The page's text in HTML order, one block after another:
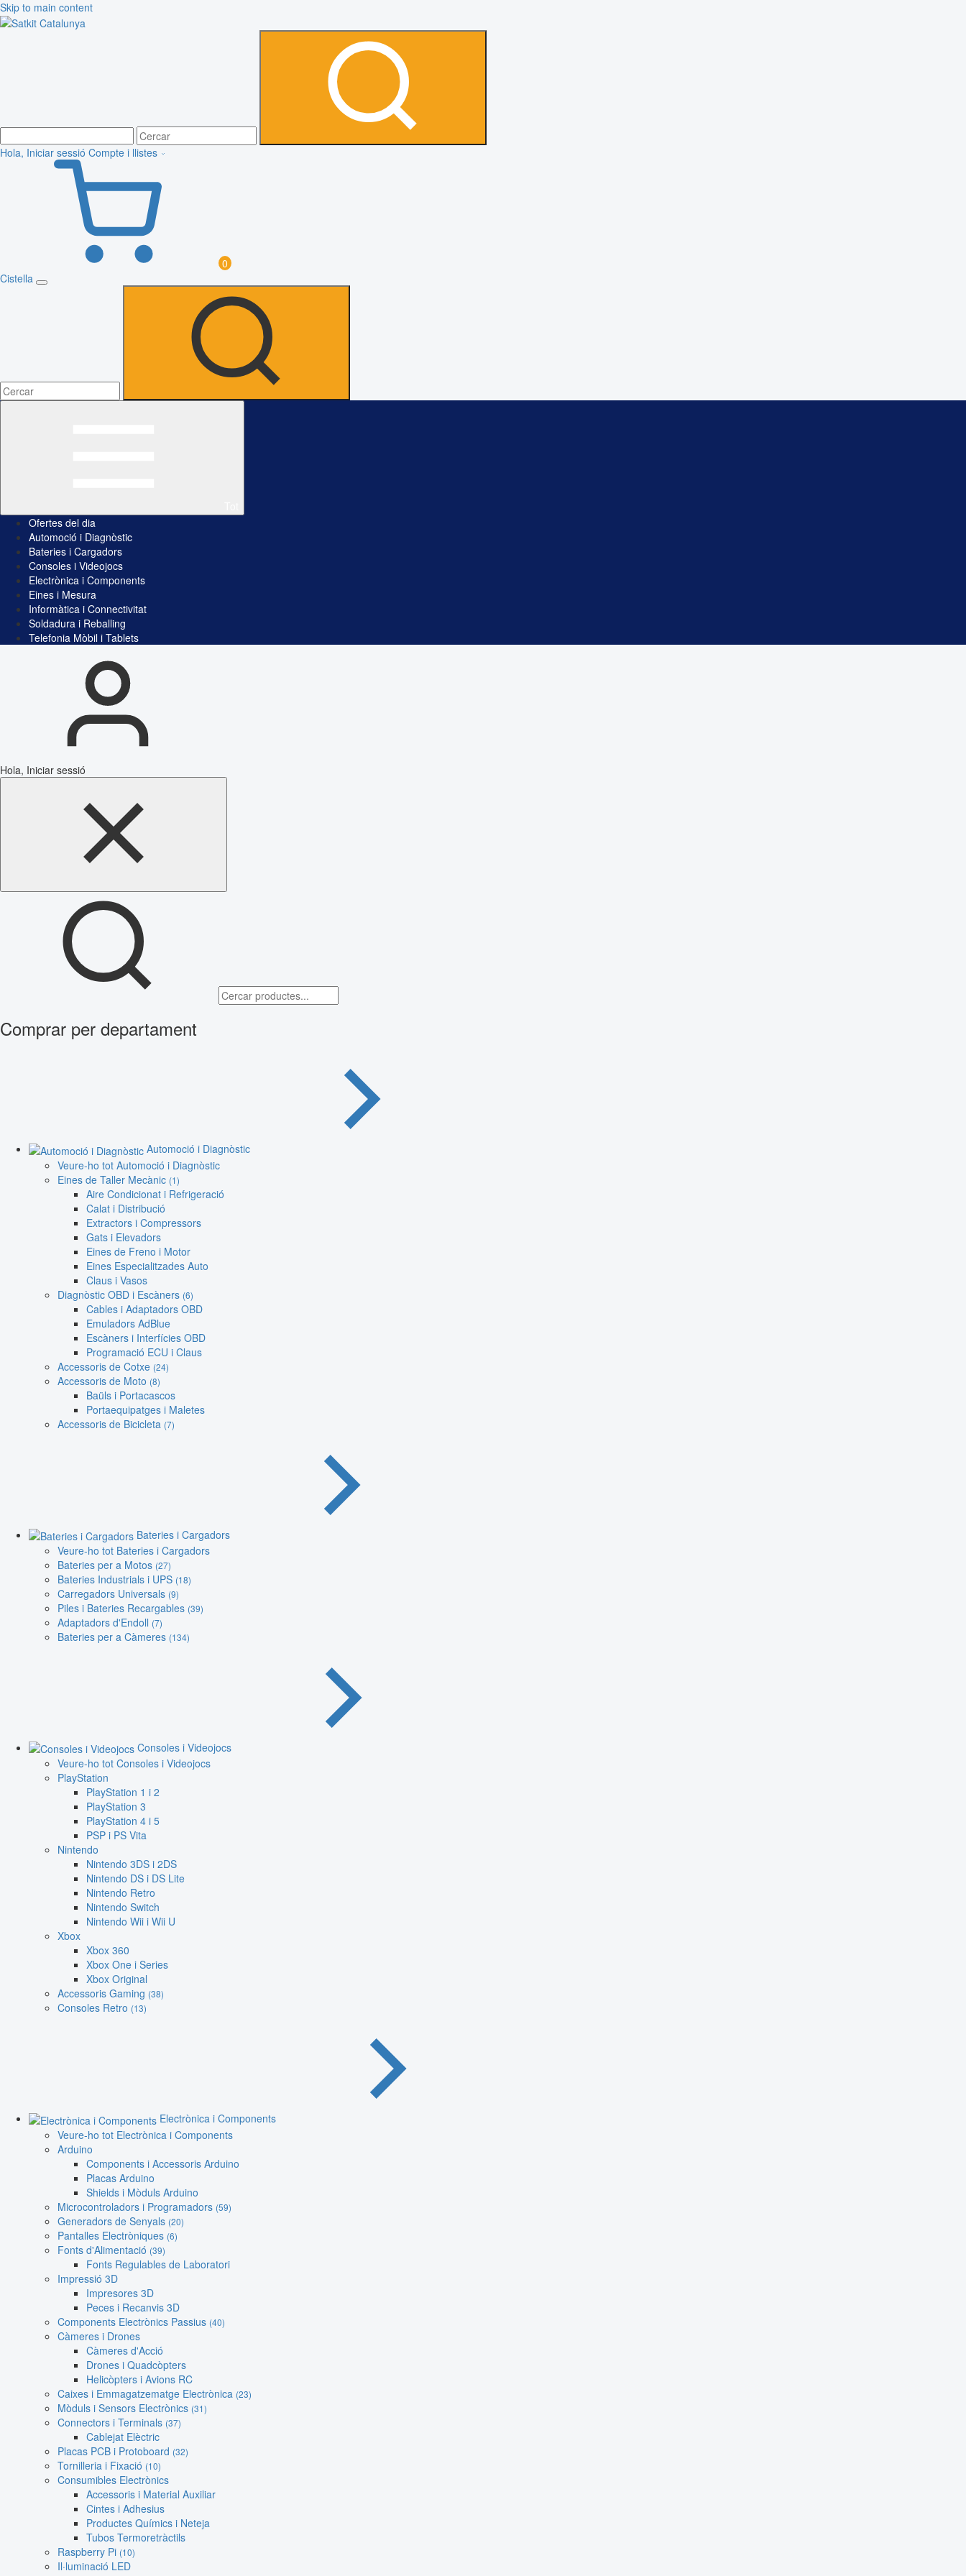
Skip to main content
Hola, Iniciar sessió Compte i llistes
0
Cistella
Ofertes del dia
Automoció i Diagnòstic
Bateries i Cargadors
Consoles i Videojocs
Electrònica i Components
Eines i Mesura
Informàtica i Connectivitat
Soldadura i Reballing
Telefonia Mòbil i Tablets
Hola, Iniciar sessió
Comprar per departament
Automoció i Diagnòstic
Veure-ho tot Automoció i Diagnòstic
Eines de Taller Mecànic (1)
Aire Condicionat i Refrigeració
Calat i Distribució
Extractors i Compressors
Gats i Elevadors
Eines de Freno i Motor
Eines Especialitzades Auto
Claus i Vasos
Diagnòstic OBD i Escàners (6)
Cables i Adaptadors OBD
Emuladors AdBlue
Escàners i Interfícies OBD
Programació ECU i Claus
Accessoris de Cotxe (24)
Accessoris de Moto (8)
Baüls i Portacascos
Portaequipatges i Maletes
Accessoris de Bicicleta (7)
Bateries i Cargadors
Veure-ho tot Bateries i Cargadors
Bateries per a Motos (27)
Bateries Industrials i UPS (18)
Carregadors Universals (9)
Piles i Bateries Recargables (39)
Adaptadors d'Endoll (7)
Bateries per a Càmeres (134)
Consoles i Videojocs
Veure-ho tot Consoles i Videojocs
PlayStation
PlayStation 1 i 2
PlayStation 3
PlayStation 4 i 5
PSP i PS Vita
Nintendo
Nintendo 3DS i 2DS
Nintendo DS i DS Lite
Nintendo Retro
Nintendo Switch
Nintendo Wii i Wii U
Xbox
Xbox 360
Xbox One i Series
Xbox Original
Accessoris Gaming (38)
Consoles Retro (13)
Electrònica i Components
Veure-ho tot Electrònica i Components
Arduino
Components i Accessoris Arduino
Placas Arduino
Shields i Mòduls Arduino
Microcontroladors i Programadors (59)
Generadors de Senyals (20)
Pantalles Electròniques (6)
Fonts d'Alimentació (39)
Fonts Regulables de Laboratori
Impressió 3D
Impresores 3D
Peces i Recanvis 3D
Components Electrònics Passius (40)
Càmeres i Drones
Càmeres d'Acció
Drones i Quadcòpters
Helicòpters i Avions RC
Caixes i Emmagatzematge Electrònica (23)
Mòduls i Sensors Electrònics (31)
Connectors i Terminals (37)
Cablejat Elèctric
Placas PCB i Protoboard (32)
Tornilleria i Fixació (10)
Consumibles Electrònics
Accessoris i Material Auxiliar
Cintes i Adhesius
Productes Químics i Neteja
Tubos Termoretràctils
Raspberry Pi (10)
Il·luminació LED